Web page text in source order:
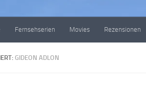
Fernsehserien Movies Rezensionen
GIDEON ADLON